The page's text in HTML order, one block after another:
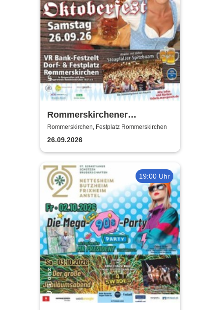
Rommerskirchener
Oktoberfest - Auf geht´s -
pack mas!
Rommerskirchen, Festplatz Rommerskirchen
26.09.2026
19:00 Uhr